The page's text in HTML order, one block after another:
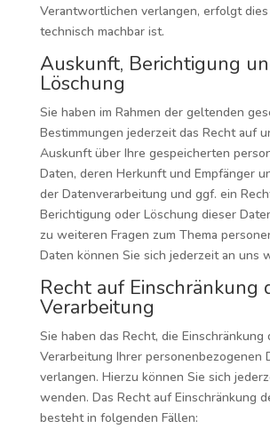
Verantwortlichen verlangen, erfolgt
technisch machbar ist.
Auskunft, Berichtigung
Löschung
Sie haben im Rahmen der geltenden
Bestimmungen jederzeit das Recht auf
Auskunft über Ihre gespeicherten
Daten, deren Herkunft und Empfänger
der Datenverarbeitung und ggf. ein
Berichtigung oder Löschung dieser
zu weiteren Fragen zum Thema
Daten können Sie sich jederzeit an uns
Recht auf Einschränkung
Verarbeitung
Sie haben das Recht, die Einschränkung
Verarbeitung Ihrer personenbezogenen
verlangen. Hierzu können Sie sich
wenden. Das Recht auf Einschränkung
besteht in folgenden Fällen: